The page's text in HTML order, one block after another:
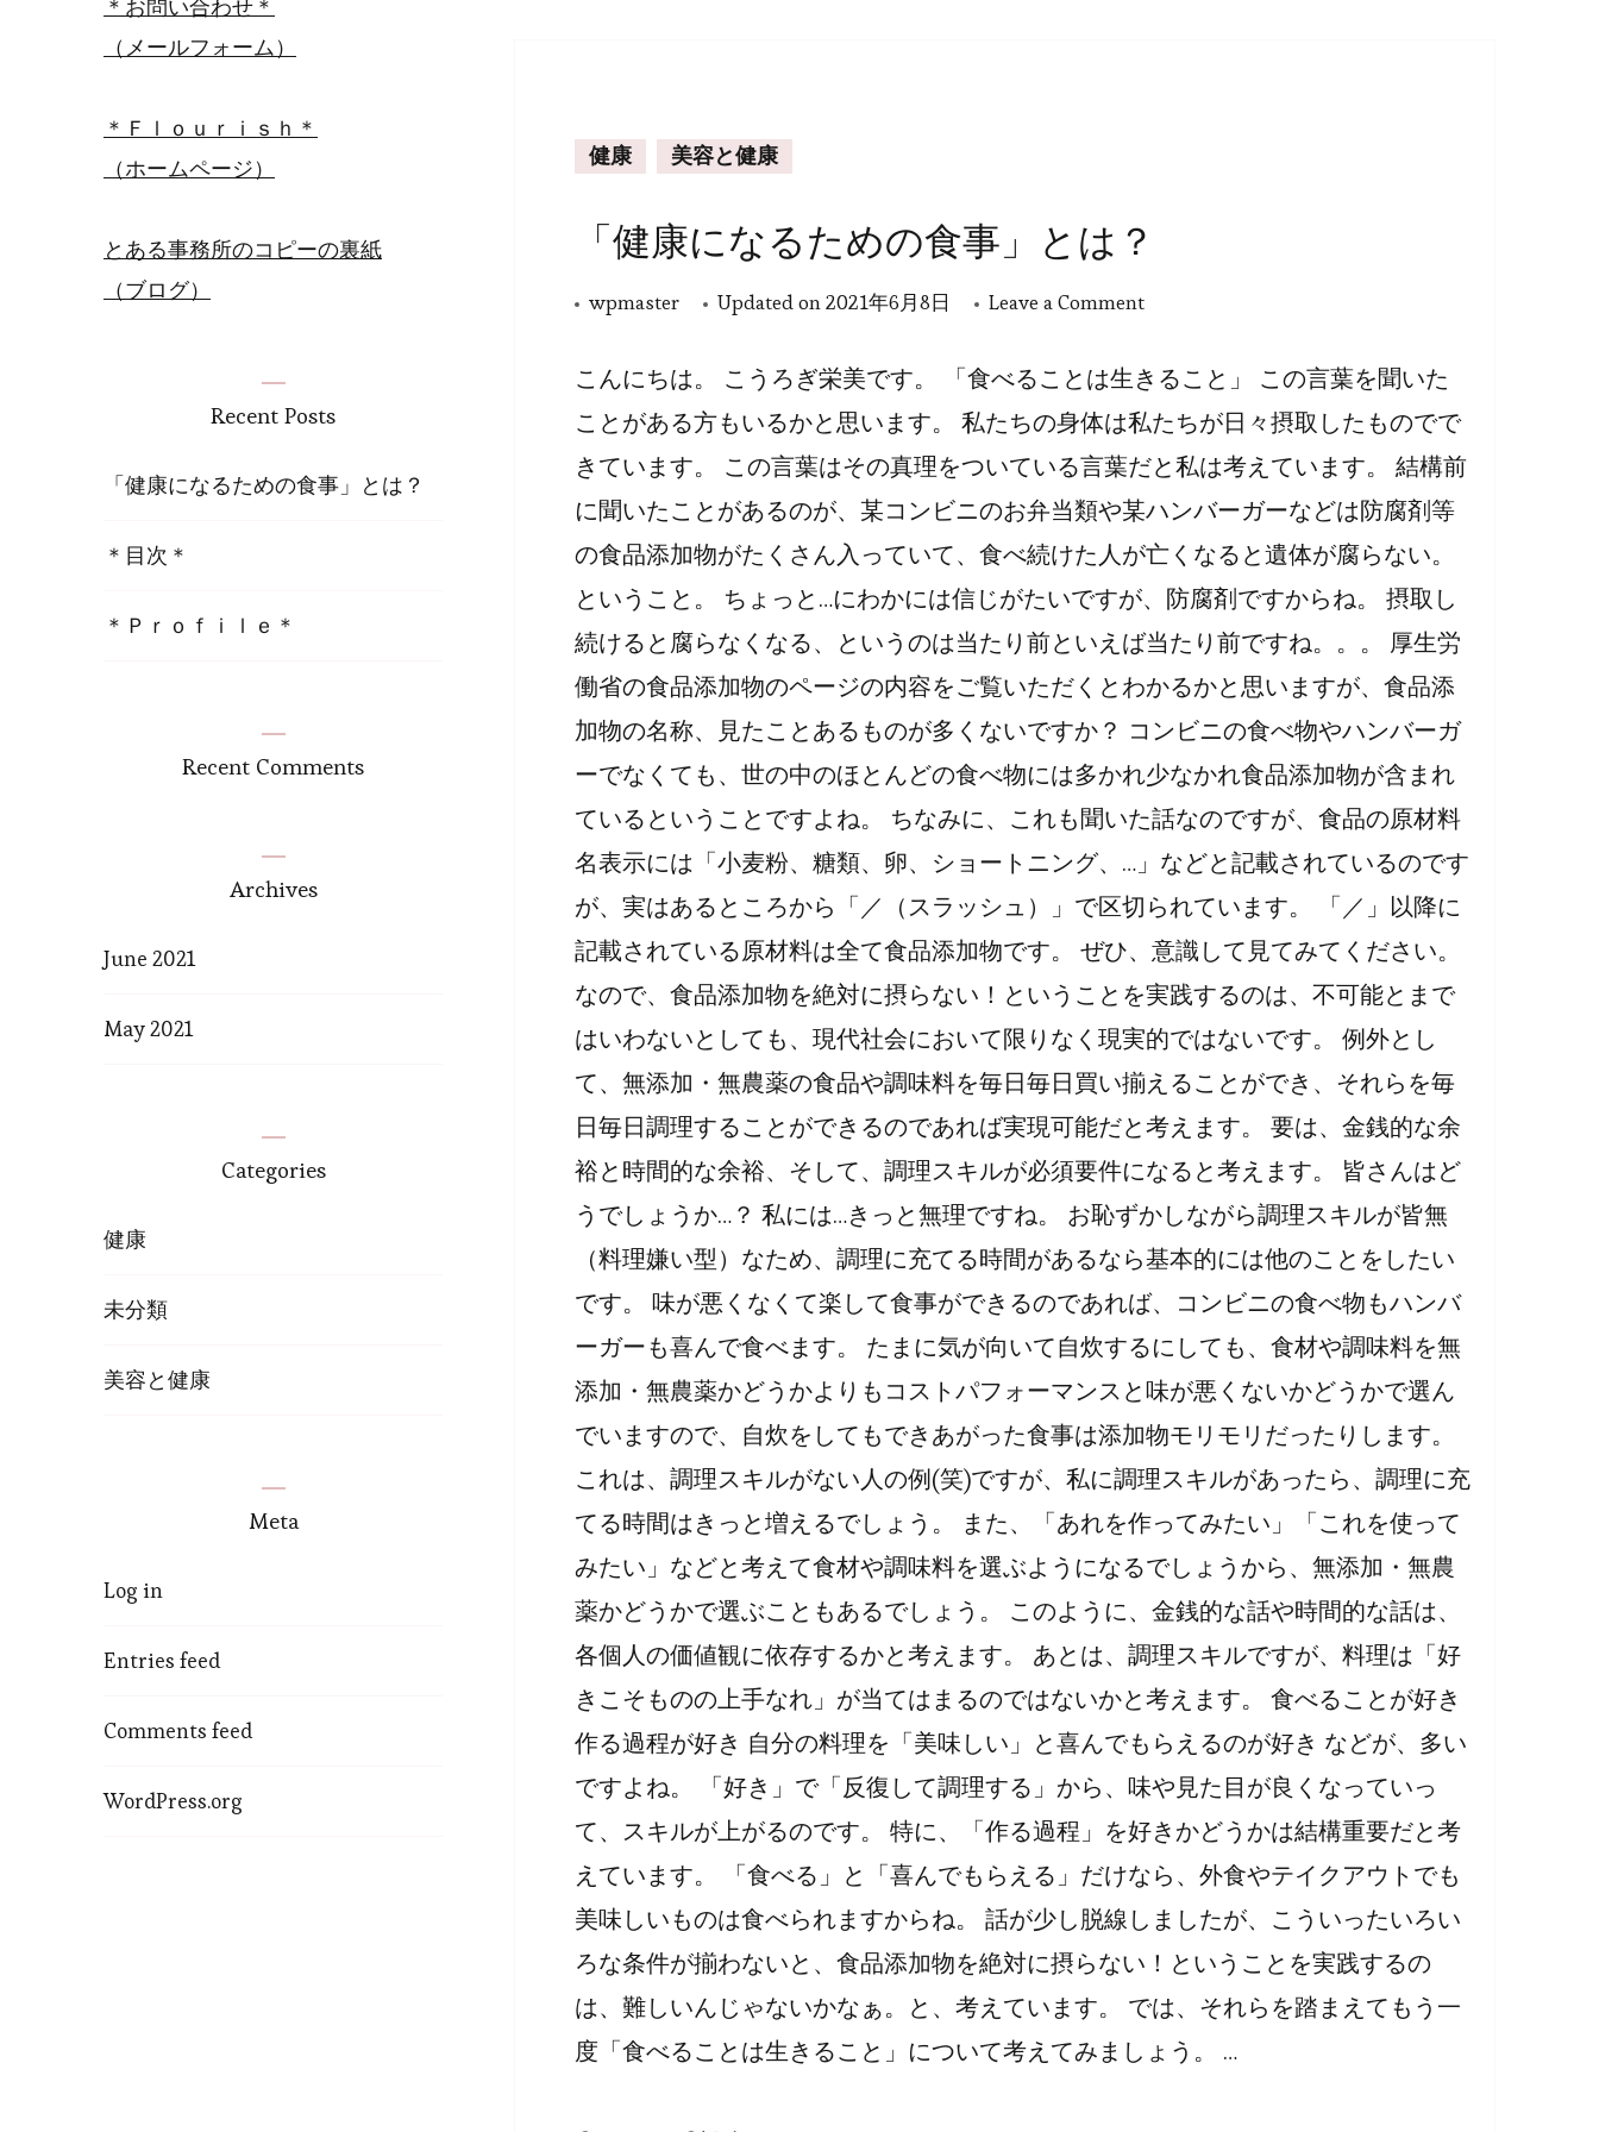
健康 美容と健康
「健康になるための食事」とは？
wpmaster Updated on2021年6月8日 Leave a Commenton
康
に
る
た
め
食
と
は？
こんにちは。 こうろぎ栄美です。 「食べることは生きること」 この言葉を聞いた
ことがある方もいるかと思います。 私たちの身体は私たちが日々摂取したものでで
きています。 この言葉はその真理をついている言葉だと私は考えています。 結構前
に聞いたことがあるのが、某コンビニのお弁当類や某ハンバーガーなどは防腐剤等
の食品添加物がたくさん入っていて、食べ続けた人が亡くなると遺体が腐らない。
ということ。 ちょっと…にわかには信じがたいですが、防腐剤ですからね。 摂取し
続けると腐らなくなる、というのは当たり前といえば当たり前ですね。。。 厚生労
働省の食品添加物のページの内容をご覧いただくとわかるかと思いますが、食品添
加物の名称、見たことあるものが多くないですか？ コンビニの食べ物やハンバーガ
ーでなくても、世の中のほとんどの食べ物には多かれ少なかれ食品添加物が含まれ
ているということですよね。 ちなみに、これも聞いた話なのですが、食品の原材料
名表示には「小麦粉、糖類、卵、ショートニング、…」などと記載されているのです
が、実はあるところから「／（スラッシュ）」で区切られています。 「／」以降に
記載されている原材料は全て食品添加物です。 ぜひ、意識して見てみてください。
なので、食品添加物を絶対に摂らない！ということを実践するのは、不可能とまで
はいわないとしても、現代社会において限りなく現実的ではないです。 例外とし
て、無添加・無農薬の食品や調味料を毎日毎日買い揃えることができ、それらを毎
日毎日調理することができるのであれば実現可能だと考えます。 要は、金銭的な余
裕と時間的な余裕、そして、調理スキルが必須要件になると考えます。 皆さんはど
うでしょうか…？ 私には…きっと無理ですね。 お恥ずかしながら調理スキルが皆無
（料理嫌い型）なため、調理に充てる時間があるなら基本的には他のことをしたい
です。 味が悪くなくて楽して食事ができるのであれば、コンビニの食べ物もハンバ
ーガーも喜んで食べます。 たまに気が向いて自炊するにしても、食材や調味料を無
添加・無農薬かどうかよりもコストパフォーマンスと味が悪くないかどうかで選ん
でいますので、自炊をしてもできあがった食事は添加物モリモリだったりします。
これは、調理スキルがない人の例(笑)ですが、私に調理スキルがあったら、調理に充
てる時間はきっと増えるでしょう。 また、「あれを作ってみたい」「これを使って
みたい」などと考えて食材や調味料を選ぶようになるでしょうから、無添加・無農
薬かどうかで選ぶこともあるでしょう。 このように、金銭的な話や時間的な話は、
各個人の価値観に依存するかと考えます。 あとは、調理スキルですが、料理は「好
きこそものの上手なれ」が当てはまるのではないかと考えます。 食べることが好き
作る過程が好き 自分の料理を「美味しい」と喜んでもらえるのが好き などが、多い
ですよね。 「好き」で「反復して調理する」から、味や見た目が良くなっていっ
て、スキルが上がるのです。 特に、「作る過程」を好きかどうかは結構重要だと考
えています。 「食べる」と「喜んでもらえる」だけなら、外食やテイクアウトでも
美味しいものは食べられますからね。 話が少し脱線しましたが、こういったいろい
ろな条件が揃わないと、食品添加物を絶対に摂らない！ということを実践するの
は、難しいんじゃないかなぁ。と、考えています。 では、それらを踏まえてもう一
度「食べることは生きること」について考えてみましょう。 …
＊お問い合わせ＊
（メールフォーム）
＊Ｆｌｏｕｒｉｓｈ＊
（ホームページ）
とある事務所のコピーの裏紙
（ブログ）
Recent Posts
「健康になるための食事」とは？
＊目次＊
＊Ｐｒｏｆｉｌｅ＊
Recent Comments
Archives
June 2021
May 2021
Categories
健康
未分類
美容と健康
Meta
Log in
Entries feed
Comments feed
WordPress.org